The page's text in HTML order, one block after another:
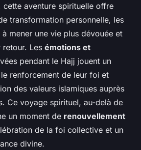
cette aventure spirituelle offre
transformation personnelle, les
mener une vie plus dévouée et
retour. Les émotions et
pendant le Hajj jouent un
renforcement de leur foi et
des valeurs islamiques auprès
Ce voyage spirituel, au-delà de
un moment de renouvellement
de la foi collective et un
divine.